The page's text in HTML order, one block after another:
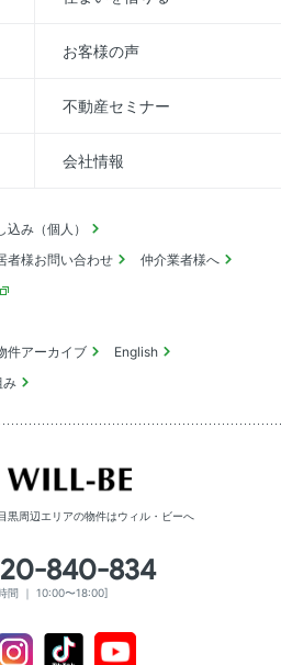
お客様の声
不動産セミナー
会社情報
込み（個人）
者様お問い合わせ
仲介業者様へ
件アーカイブ
English
み
黒周辺エリアの物件はウィル・ビーへ
840-834
間 ｜ 10:00〜18:00]
InstagramTiktok